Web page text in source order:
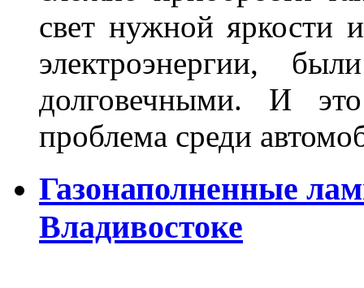
свет нужной яркости
электроэнергии,
долговечными. И
проблема среди
Газонаполненные
Владивостоке